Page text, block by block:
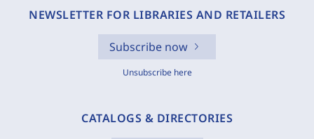
NEWSLETTER FOR LIBRARIES AND RETAILERS
Subscribe now
Unsubscribe here
CATALOGS & DIRECTORIES